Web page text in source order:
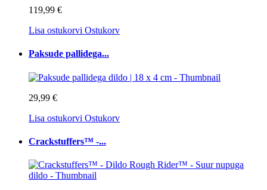
119,99 €
Lisa ostukorvi Ostukorv
Paksude pallidega...
29,99 €
Lisa ostukorvi Ostukorv
Crackstuffers™ -...